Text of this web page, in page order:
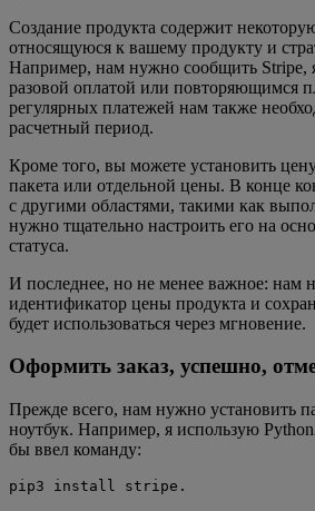
Создание продукта содержит
относящуюся к вашему продукту и
Например, нам нужно сообщить Stripe,
разовой оплатой или повторяющимся
регулярных платежей нам также
расчетный период.
Кроме того, вы можете установить
пакета или отдельной цены. В конце
с другими областями, такими как
нужно тщательно настроить его на
статуса.
И последнее, но не менее важное: нам
идентификатор цены продукта и
будет использоваться через мгновение.
Оформить заказ, успешно,
Прежде всего, нам нужно установить
ноутбук. Например, я использую
бы ввел команду:
pip3 install stripe.